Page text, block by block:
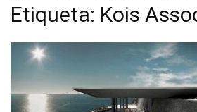
Etiqueta: Kois